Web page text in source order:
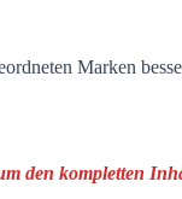
Marken
den kompletten